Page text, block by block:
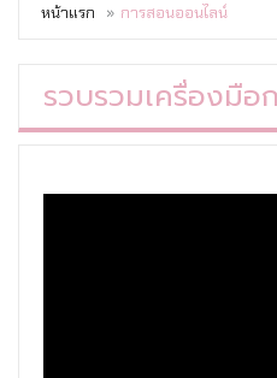
หน้าแรก การสอนออนไลน์
รวบรวมเครื่องมือ